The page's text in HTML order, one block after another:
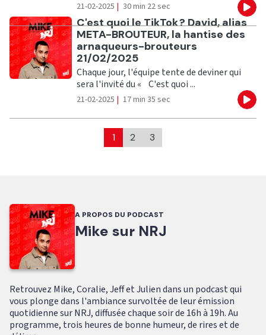
21-02-2025 | 30 min 22 sec
Ecouter
C'est quoi le TikTok ? David, alias
META-BROUTEUR, la hantise des
arnaqueurs-brouteurs
21/02/2025
Chaque jour, l'équipe tente de deviner qui
sera l'invité du « C'est quoi ...
21-02-2025 | 17 min 35 sec
1 2 3
A PROPOS DU PODCAST
Mike sur NRJ
Retrouvez Mike, Coralie, Jeff et Julien dans un podcast qui
vous plonge dans l'ambiance survoltée de leur émission
quotidienne sur NRJ, diffusée chaque soir de 16h à 19h. Au
programme, trois heures de bonne humeur, de rires et de